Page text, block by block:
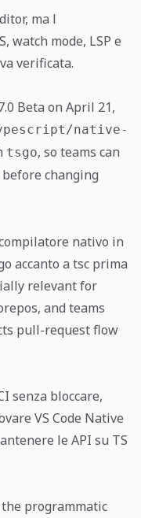
ma l
watch mode, LSP e
verificata.
Beta on April 21,
native-
tsgo, so teams can
before changing
nativo in
accanto a tsc prima
relevant for
and teams
pull-request flow
senza bloccare,
VS Code Native
le API su TS
programmatic